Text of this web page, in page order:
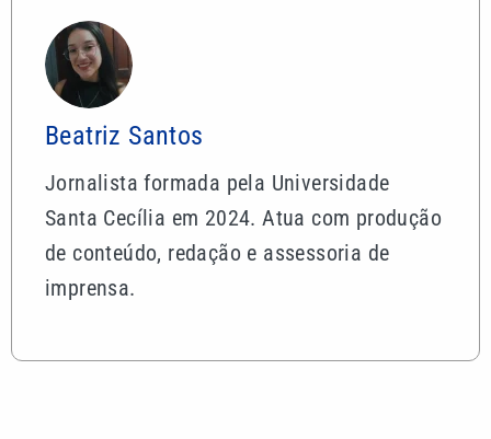
Beatriz Santos
Jornalista formada pela Universidade
Santa Cecília em 2024. Atua com produção
de conteúdo, redação e assessoria de
imprensa.